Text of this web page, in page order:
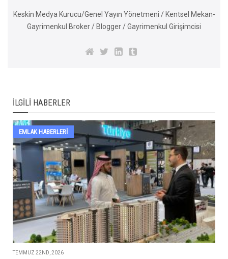
Keskin Medya Kurucu/Genel Yayın Yönetmeni / Kentsel Mekan-
Gayrimenkul Broker / Blogger / Gayrimenkul Girişimcisi
İLGILI HABERLER
EMLAK HABERLERI
TEMMUZ 22ND, 2026